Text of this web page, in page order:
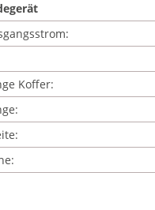
Koffer: